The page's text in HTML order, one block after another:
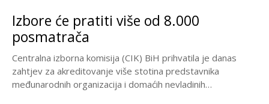
Izbore će pratiti više od 8.000
posmatrača
Centralna izborna komisija (CIK) BiH prihvatila je danas
zahtjev za akreditovanje više stotina predstavnika
međunarodnih organizacija i domaćih nevladinih